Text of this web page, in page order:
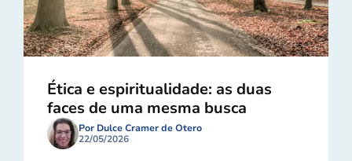
Ética e espiritualidade: as duas
faces de uma mesma busca
Por Dulce Cramer de Otero
22/05/2026